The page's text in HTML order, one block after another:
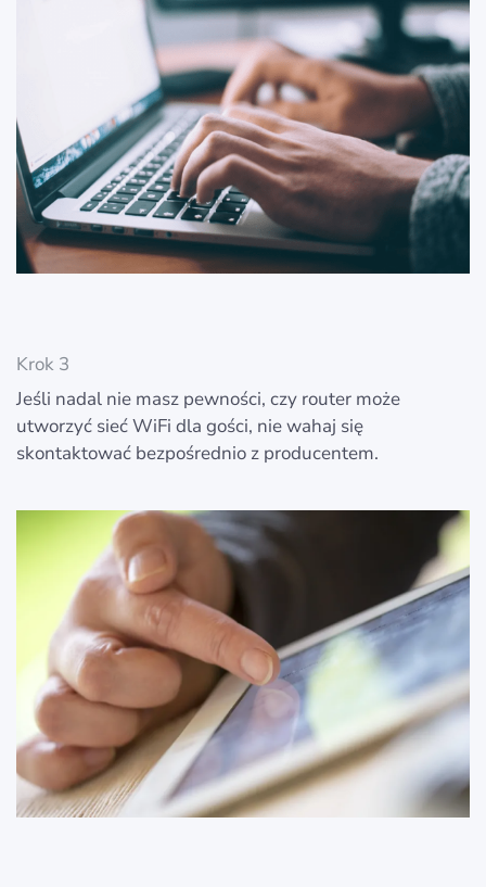
Krok 3
Jeśli nadal nie masz pewności, czy router może
utworzyć sieć WiFi dla gości, nie wahaj się
skontaktować bezpośrednio z producentem.